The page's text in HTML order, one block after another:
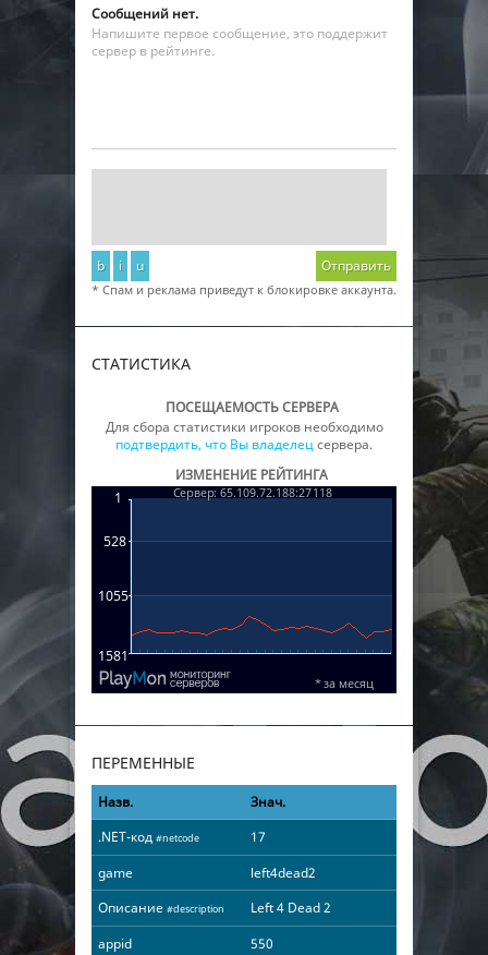
Сообщений нет.
Напишите первое сообщение, это поддержит
сервер в рейтинге.
b i u Отправить
* Спам и реклама приведут к блокировке аккаунта.
СТАТИСТИКА
ПОСЕЩАЕМОСТЬ СЕРВЕРА
Для сбора статистики игроков необходимо
подтвердить, что Вы владелецсервера.
ИЗМЕНЕНИЕ РЕЙТИНГА
ПЕРЕМЕННЫЕ
Назв.
Знач.
.NET-код #netcode
17
game
left4dead2
Описание #description
Left 4 Dead 2
appid
550